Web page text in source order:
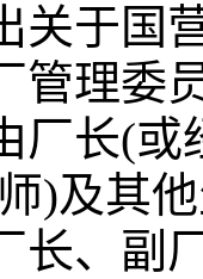
关于国
管理委
厂长(
)及其
长、副